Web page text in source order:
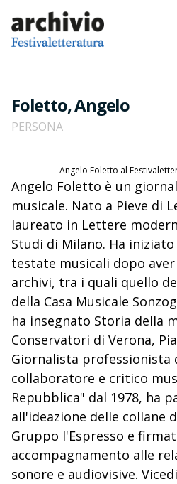
Foletto, Angelo
PERSONA
Angelo Foletto al
Angelo Foletto è un
musicale. Nato a Pieve di
laureato in Lettere
Studi di Milano. Ha
testate musicali dopo
archivi, tra i quali quello
della Casa Musicale
ha insegnato Storia della
Conservatori di Verona,
Giornalista professionista
collaboratore e critico
Repubblica" dal 1978, ha
all'ideazione delle collane
Gruppo l'Espresso e
accompagnamento alle
sonore e audiovisive.